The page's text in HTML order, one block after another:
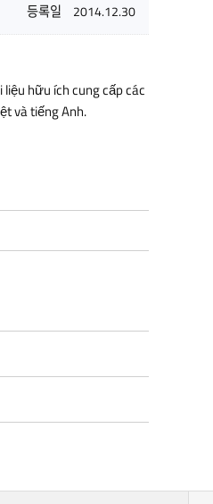
등록일 2014.12.30
hữu ích cung cấp các
và tiếng Anh.